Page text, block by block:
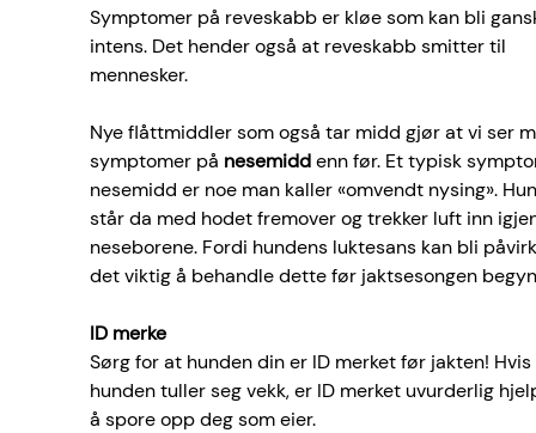
Symptomer på reveskabb er kløe som kan bli
intens. Det hender også at reveskabb smitter til
mennesker.
Nye flåttmiddler som også tar midd gjør at vi ser
symptomer på nesemidd enn før. Et typisk
nesemidd er noe man kaller «omvendt nysing».
står da med hodet fremover og trekker luft inn
neseborene. Fordi hundens luktesans kan bli
det viktig å behandle dette før jaktsesongen
ID merke
Sørg for at hunden din er ID merket før jakten! Hvis
hunden tuller seg vekk, er ID merket uvurderlig
å spore opp deg som eier.